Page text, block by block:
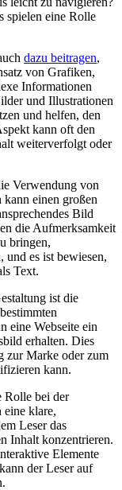
spielen eine‍ Rolle⁤
dazu beitragen,⁢
von Grafiken,
Informationen
⁤und Illustrationen
und helfen,⁣ den
kann ⁢oft den
weiterverfolgt oder⁤
​Verwendung von
‌einen ⁤großen
Bild
die​ Aufmerksamkeit
bringen,⁢
und es​ ist bewiesen,
Text.
ist die
eine Webseite ein
erhalten. Dies
zur Marke oder zum
kann.
Rolle bei der
eine klare,
Leser das
Inhalt ‌konzentrieren.‌
Elemente
⁣der Leser auf